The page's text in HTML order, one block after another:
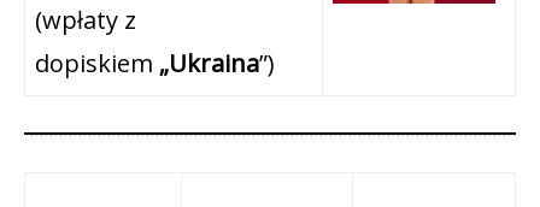
(wpłaty z
dopiskiem „Ukraina”)